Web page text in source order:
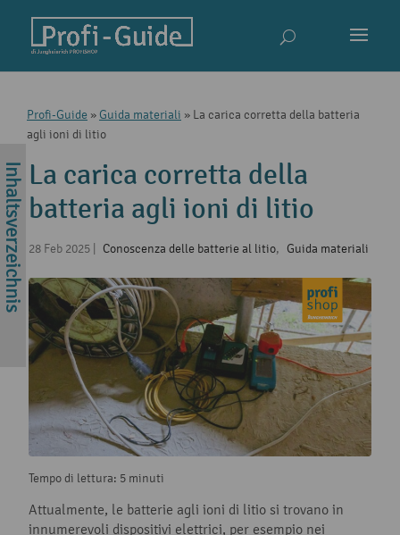
Profi-Guide » Guida materiali » La carica corretta della batteria
agli ioni di litio
La carica corretta della
batteria agli ioni di litio
28 Feb 2025 Conoscenza delle batterie al litio, Guida materiali
Tempo di lettura: 5 minuti
Attualmente, le batterie agli ioni di litio si trovano in
innumerevoli dispositivi elettrici, per esempio nei